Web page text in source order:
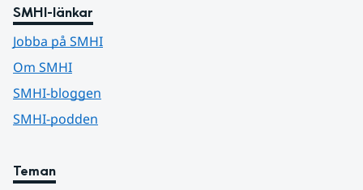
SMHI-länkar
Jobba på SMHI
Om SMHI
SMHI-bloggen
SMHI-podden
Teman